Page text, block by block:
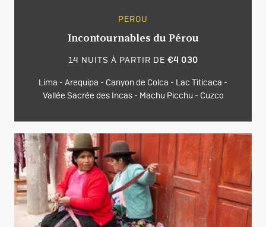
PEROU
Incontournables du Pérou
14 NUITS À PARTIR DE €4 030
Lima - Arequipa - Canyon de Colca - Lac Titicaca -
Vallée Sacrée des Incas - Machu Picchu - Cuzco